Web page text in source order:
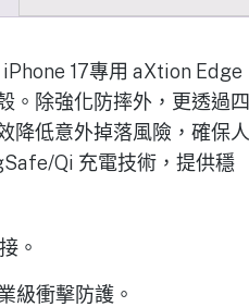
17專用 aXtion Edge
。除強化防摔外，更透過四
降低意外掉落風險，確保人
Qi 充電技術，提供穩
。
級衝擊防護。